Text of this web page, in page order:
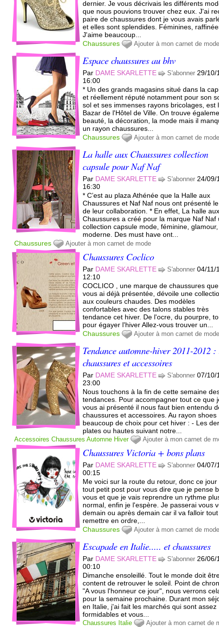
dernier. Je vous décrivais les différents
que nous pouvions trouver chez eux. J'ai
paire de chaussures dont je vous avais
et elles sont splendides. Féminines,
J'aime beaucoup...
Chaussures
Ajouter à mon carnet de
Espace chaussures au bhv
Par DAME SKARLETTE S'abonner 29/10/
16:00
* Un des grands magasins situé dans la
et réellement réputé notamment pour son
sol et ses immenses rayons bricolages, est
Bazar de l'Hôtel de Ville. On trouve
beauté, la décoration, la mode mais il
un rayon chaussures...
Chaussures
Ajouter à mon carnet de
La halle aux Chaussures collection
capsule pour Naf Naf
Par DAME SKARLETTE S'abonner 24/09/
16:30
* C’est au plaza Athénée que la Halle aux
Chaussures et Naf Naf nous ont présenté
de leur collaboration. * En effet, La halle
Chaussures a créé pour la marque Naf Naf
collection capsule mode, féminine, glamour,
moderne. Des must have ont...
Chaussures
Ajouter à mon carnet de mode
Chaussures Coclico
Par DAME SKARLETTE S'abonner 04/11/
12:10
COCLICO , une marque de chaussures
vous ai déjà présentée, dévoile une
aux couleurs chaudes. Des modèles
confortables avec des talons stables très
tendance cet hiver. De l'ocre, du pourpre,
pour égayer l'hiver Allez-vous trouver un...
Chaussures
Ajouter à mon carnet de
Tendance automne-hiver 2011-2012 :
chaussures et accessoires
Par DAME SKARLETTE S'abonner 07/10/
23:00
Nous touchons à la fin de cette semaine
tendances. Pour accompagner tout ce que
vous ai présenté il nous faut bien entendu
chaussures et accessoires. Au rayon shoes
beaucoup de choix pour cet hiver : - Les
plates ou hautes suivant notre...
Accessoires Chaussures Automne Hiver Ajouter à mon carnet de
Chaussures Victoria + bons plans
Par DAME SKARLETTE S'abonner 04/07/
00:15
Me voici sur la route du retour, donc ce jour
tout petit post pour vous dire que je pense
vous et que je vais reprendre un rythme
normal, enfin je l'espère. Je passerai vous
demain ou après demain car il va falloir tout
remettre en ordre,...
Chaussures
Ajouter à mon carnet de
Escapade en Italie..... et chaussures
Par DAME SKARLETTE S'abonner 26/06/
00:10
Dimanche ensoleillé. Tout le monde doit
content de retrouver le soleil. Point de
"A vous l'honneur ce jour", nous verrons
pour la semaine prochaine. Durant mon
en Italie, j'ai fait les marchés qui sont assez
formidables et vous...
Chaussures Italie Ajouter à mon carnet de